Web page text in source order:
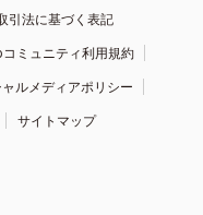
引法に基づく表記
ミュニティ利用規約
ルメディアポリシー
サイトマップ